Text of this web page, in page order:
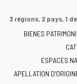
3 régions, 2 pays, 1
BIENES
ESPACES
APELLATION